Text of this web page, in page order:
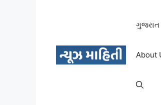
ગુજરાત
About